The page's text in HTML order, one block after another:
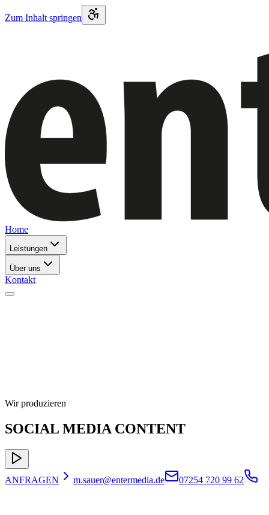
Zum Inhalt springen
Home
Leistungen
Über uns
Kontakt
Wir produzieren
SOCIAL MEDIA CONTENT
ANFRAGEN m.sauer@entermedia.de 07254 720 99 62